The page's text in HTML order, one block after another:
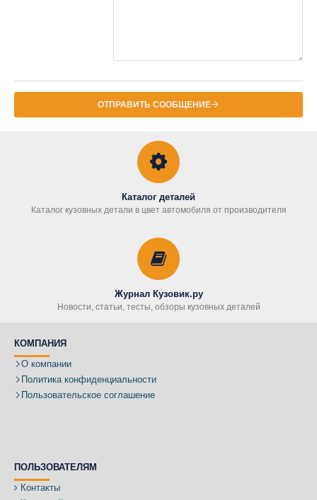
ОТПРАВИТЬ СООБЩЕНИЕ
Каталог деталей
Каталог кузовных детали в цвет автомобиля от производителя
Журнал Кузовик.ру
Новости, статьи, тесты, обзоры кузовных деталей
КОМПАНИЯ
О компании
Политика конфиденциальности
Пользовательское соглашение
ПОЛЬЗОВАТЕЛЯМ
Контакты